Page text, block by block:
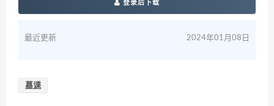
登录后下载
最近更新 2024年01月08日
慕课